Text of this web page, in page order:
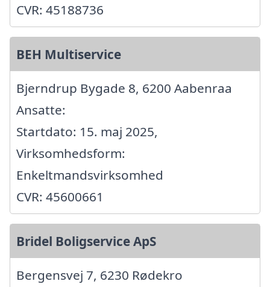
CVR: 45188736
BEH Multiservice
Bjerndrup Bygade 8, 6200 Aabenraa
Ansatte:
Startdato: 15. maj 2025,
Virksomhedsform:
Enkeltmandsvirksomhed
CVR: 45600661
Bridel Boligservice ApS
Bergensvej 7, 6230 Rødekro